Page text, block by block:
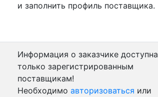
и заполнить профиль поставщика.
Информация о заказчике доступна
только зарегистрированным
поставщикам!
Необходимо авторизоваться или